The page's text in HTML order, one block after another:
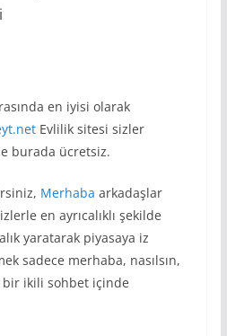
en iyisi olarak
Evlilik sitesi sizler
burada ücretsiz.
Merhaba arkadaşlar
en ayrıcalıklı şekilde
yaratarak piyasaya iz
sadece merhaba, nasılsın,
ikili sohbet içinde